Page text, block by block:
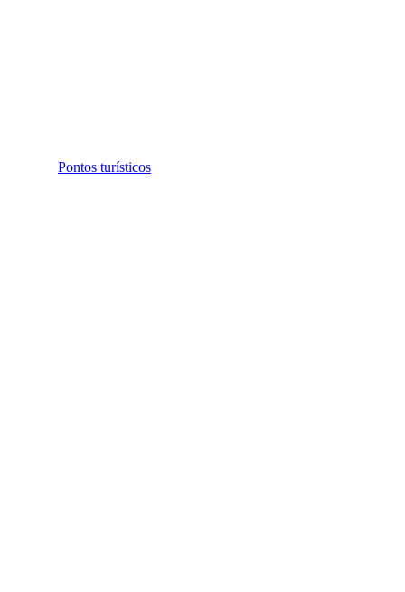
Pontos turísticos